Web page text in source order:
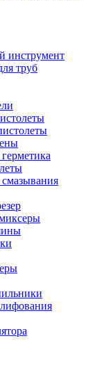
инструмент
труб